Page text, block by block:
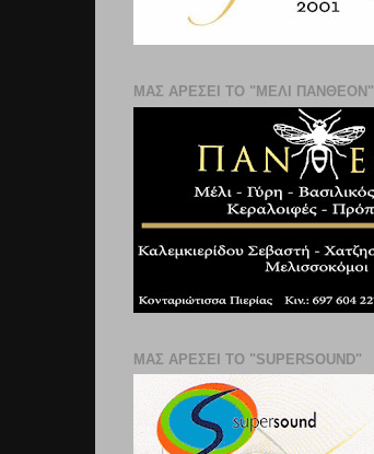
ΜΑΣ ΑΡΕΣΕΙ ΤΟ "ΜΕΛΙ ΠΑΝΘΕΟΝ"
ΜΑΣ ΑΡΕΣΕΙ ΤΟ "SUPERSOUND"